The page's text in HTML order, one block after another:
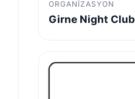
ORGANIZASYON
Girne Night Club